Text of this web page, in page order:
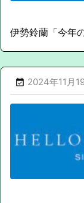
伊勢鈴蘭「今年
 2024年11月